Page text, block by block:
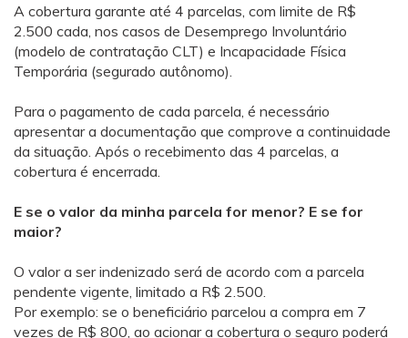
A cobertura garante até 4 parcelas, com limite de R$
2.500 cada, nos casos de Desemprego Involuntário
(modelo de contratação CLT) e Incapacidade Física
Temporária (segurado autônomo).
Para o pagamento de cada parcela, é necessário
apresentar a documentação que comprove a continuidade
da situação. Após o recebimento das 4 parcelas, a
cobertura é encerrada.
E se o valor da minha parcela for menor? E se for
maior?
O valor a ser indenizado será de acordo com a parcela
pendente vigente, limitado a R$ 2.500.
Por exemplo: se o beneficiário parcelou a compra em 7
vezes de R$ 800, ao acionar a cobertura o seguro poderá